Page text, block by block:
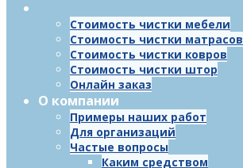
Стоимость чистки мебели
Стоимость чистки матрасов
Стоимость чистки ковров
Стоимость чистки штор
Онлайн заказ
О компании
Примеры наших работ
Для организаций
Частые вопросы
Каким средством